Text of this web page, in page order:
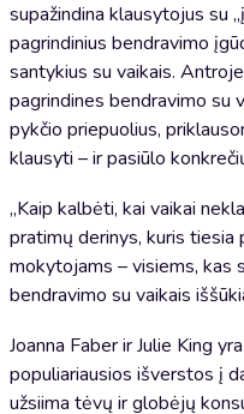
supažindina klausytojus su
pagrindinius bendravimo
santykius su vaikais.
pagrindines bendravimo su
pykčio priepuolius,
klausyti – ir pasiūlo
„Kaip kalbėti, kai vaikai
pratimų derinys, kuris tiesia
mokytojams – visiems, kas
bendravimo su vaikais
Joanna Faber ir Julie King
populiariausios išverstos į
užsiima tėvų ir globėjų